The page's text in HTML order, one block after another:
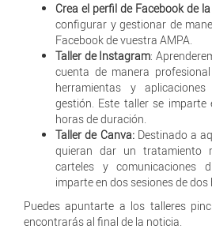
Crea el perfil de Facebook de
configurar y gestionar de
Facebook de vuestra AMPA.
Taller de Instagram:
cuenta de manera
herramientas y
gestión. Este taller se
horas de duración.
Taller de Canva: Destinado a
quieran dar un tratamiento
carteles y comunicaciones
imparte en dos sesiones de
Puedes apuntarte a los talleres
encontrarás al final de la noticia.